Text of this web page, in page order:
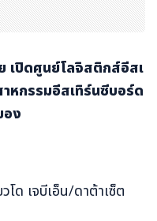
เปิดศูนย์โลจิสติกส์อีสเ
หกรรมอีสเทิร์นซีบอร์ด
อง
โด เจบีเอ็น/ดาต้าเซ็ต